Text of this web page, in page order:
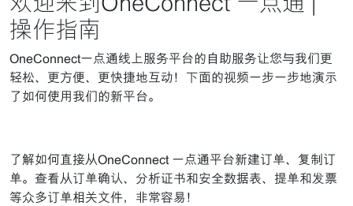
操作指南
OneConnect一点通线上服务平台的自助服务让您与我们更
轻松、更方便、更快捷地互动！下面的视频一步一步地演示
了如何使用我们的新平台。
了解如何直接从OneConnect 一点通平台新建订单、复制订
单。查看从订单确认、分析证书和安全数据表、提单和发票
等众多订单相关文件，非常容易！